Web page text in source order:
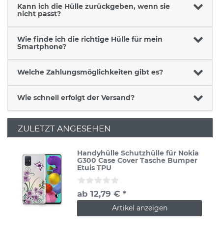
Kann ich die Hülle zurückgeben, wenn sie
nicht passt?
Wie finde ich die richtige Hülle für mein
Smartphone?
Welche Zahlungsmöglichkeiten gibt es?
Wie schnell erfolgt der Versand?
ZULETZT ANGESEHEN
Handyhülle Schutzhülle für Nokia
G300 Case Cover Tasche Bumper
Etuis TPU
ab 12,79 € *
Artikel anzeigen